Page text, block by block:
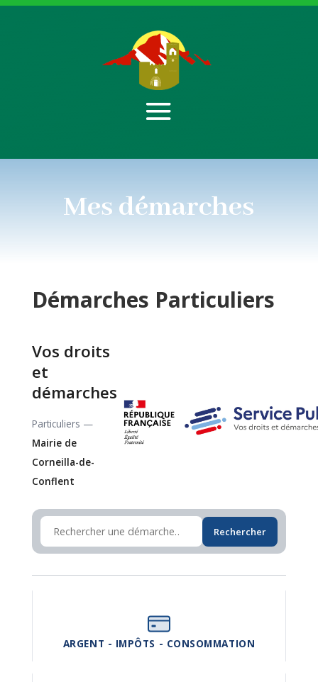
Mes démarches
Démarches Particuliers
Vos droits
et
démarches
Particuliers —
Mairie de
Corneilla-de-
Conflent
Rechercher
ARGENT - IMPÔTS - CONSOMMATION